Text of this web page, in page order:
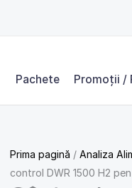
Pachete Promoții /
Prima pagină /Analiza
control DWR 1500 H2